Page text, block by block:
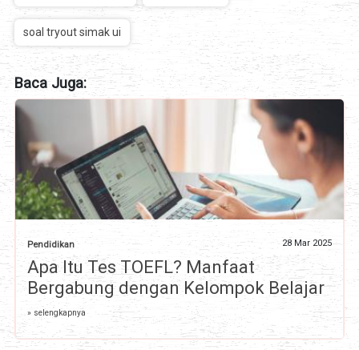
soal tryout simak ui
Baca Juga:
Pendidikan 28 Mar 2025
Apa Itu Tes TOEFL? Manfaat
Bergabung dengan Kelompok Belajar
» selengkapnya